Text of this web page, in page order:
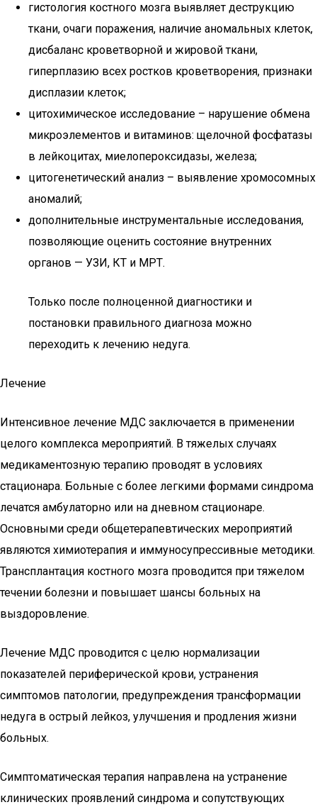
гистология костного мозга выявляет деструкцию
ткани, очаги поражения, наличие аномальных клеток,
дисбаланс кроветворной и жировой ткани,
гиперплазию всех ростков кроветворения, признаки
дисплазии клеток;
цитохимическое исследование – нарушение обмена
микроэлементов и витаминов: щелочной фосфатазы
в лейкоцитах, миелопероксидазы, железа;
цитогенетический анализ – выявление хромосомных
аномалий;
дополнительные инструментальные исследования,
позволяющие оценить состояние внутренних
органов — УЗИ, КТ и МРТ.
Только после полноценной диагностики и
постановки правильного диагноза можно
переходить к лечению недуга.
Лечение
Интенсивное лечение МДС заключается в применении
целого комплекса мероприятий. В тяжелых случаях
медикаментозную терапию проводят в условиях
стационара. Больные с более легкими формами синдрома
лечатся амбулаторно или на дневном стационаре.
Основными среди общетерапевтических мероприятий
являются химиотерапия и иммуносупрессивные методики.
Трансплантация костного мозга проводится при тяжелом
течении болезни и повышает шансы больных на
выздоровление.
Лечение МДС проводится с целю нормализации
показателей периферической крови, устранения
симптомов патологии, предупреждения трансформации
недуга в острый лейкоз, улучшения и продления жизни
больных.
Симптоматическая терапия направлена на устранение
клинических проявлений синдрома и сопутствующих